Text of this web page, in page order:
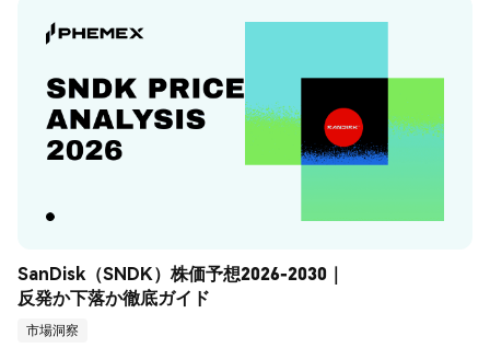
SanDisk（SNDK）株価予想2026-2030｜
反発か下落か徹底ガイド
市場洞察